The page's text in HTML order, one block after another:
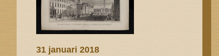
31 januari 2018